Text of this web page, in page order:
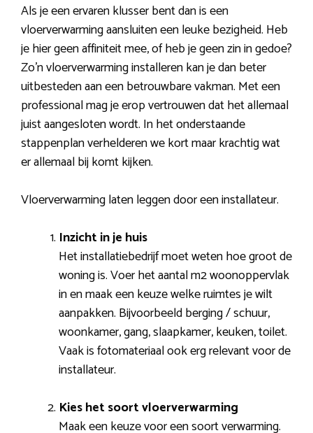
Als je een ervaren klusser bent dan is een
vloerverwarming aansluiten een leuke bezigheid. Heb
je hier geen affiniteit mee, of heb je geen zin in gedoe?
Zo’n vloerverwarming installeren kan je dan beter
uitbesteden aan een betrouwbare vakman. Met een
professional mag je erop vertrouwen dat het allemaal
juist aangesloten wordt. In het onderstaande
stappenplan verhelderen we kort maar krachtig wat
er allemaal bij komt kijken.
Vloerverwarming laten leggen door een installateur.
Inzicht in je huis
Het installatiebedrijf moet weten hoe groot de
woning is. Voer het aantal m2 woonoppervlak
in en maak een keuze welke ruimtes je wilt
aanpakken. Bijvoorbeeld berging / schuur,
woonkamer, gang, slaapkamer, keuken, toilet.
Vaak is fotomateriaal ook erg relevant voor de
installateur.
Kies het soort vloerverwarming
Maak een keuze voor een soort verwarming.